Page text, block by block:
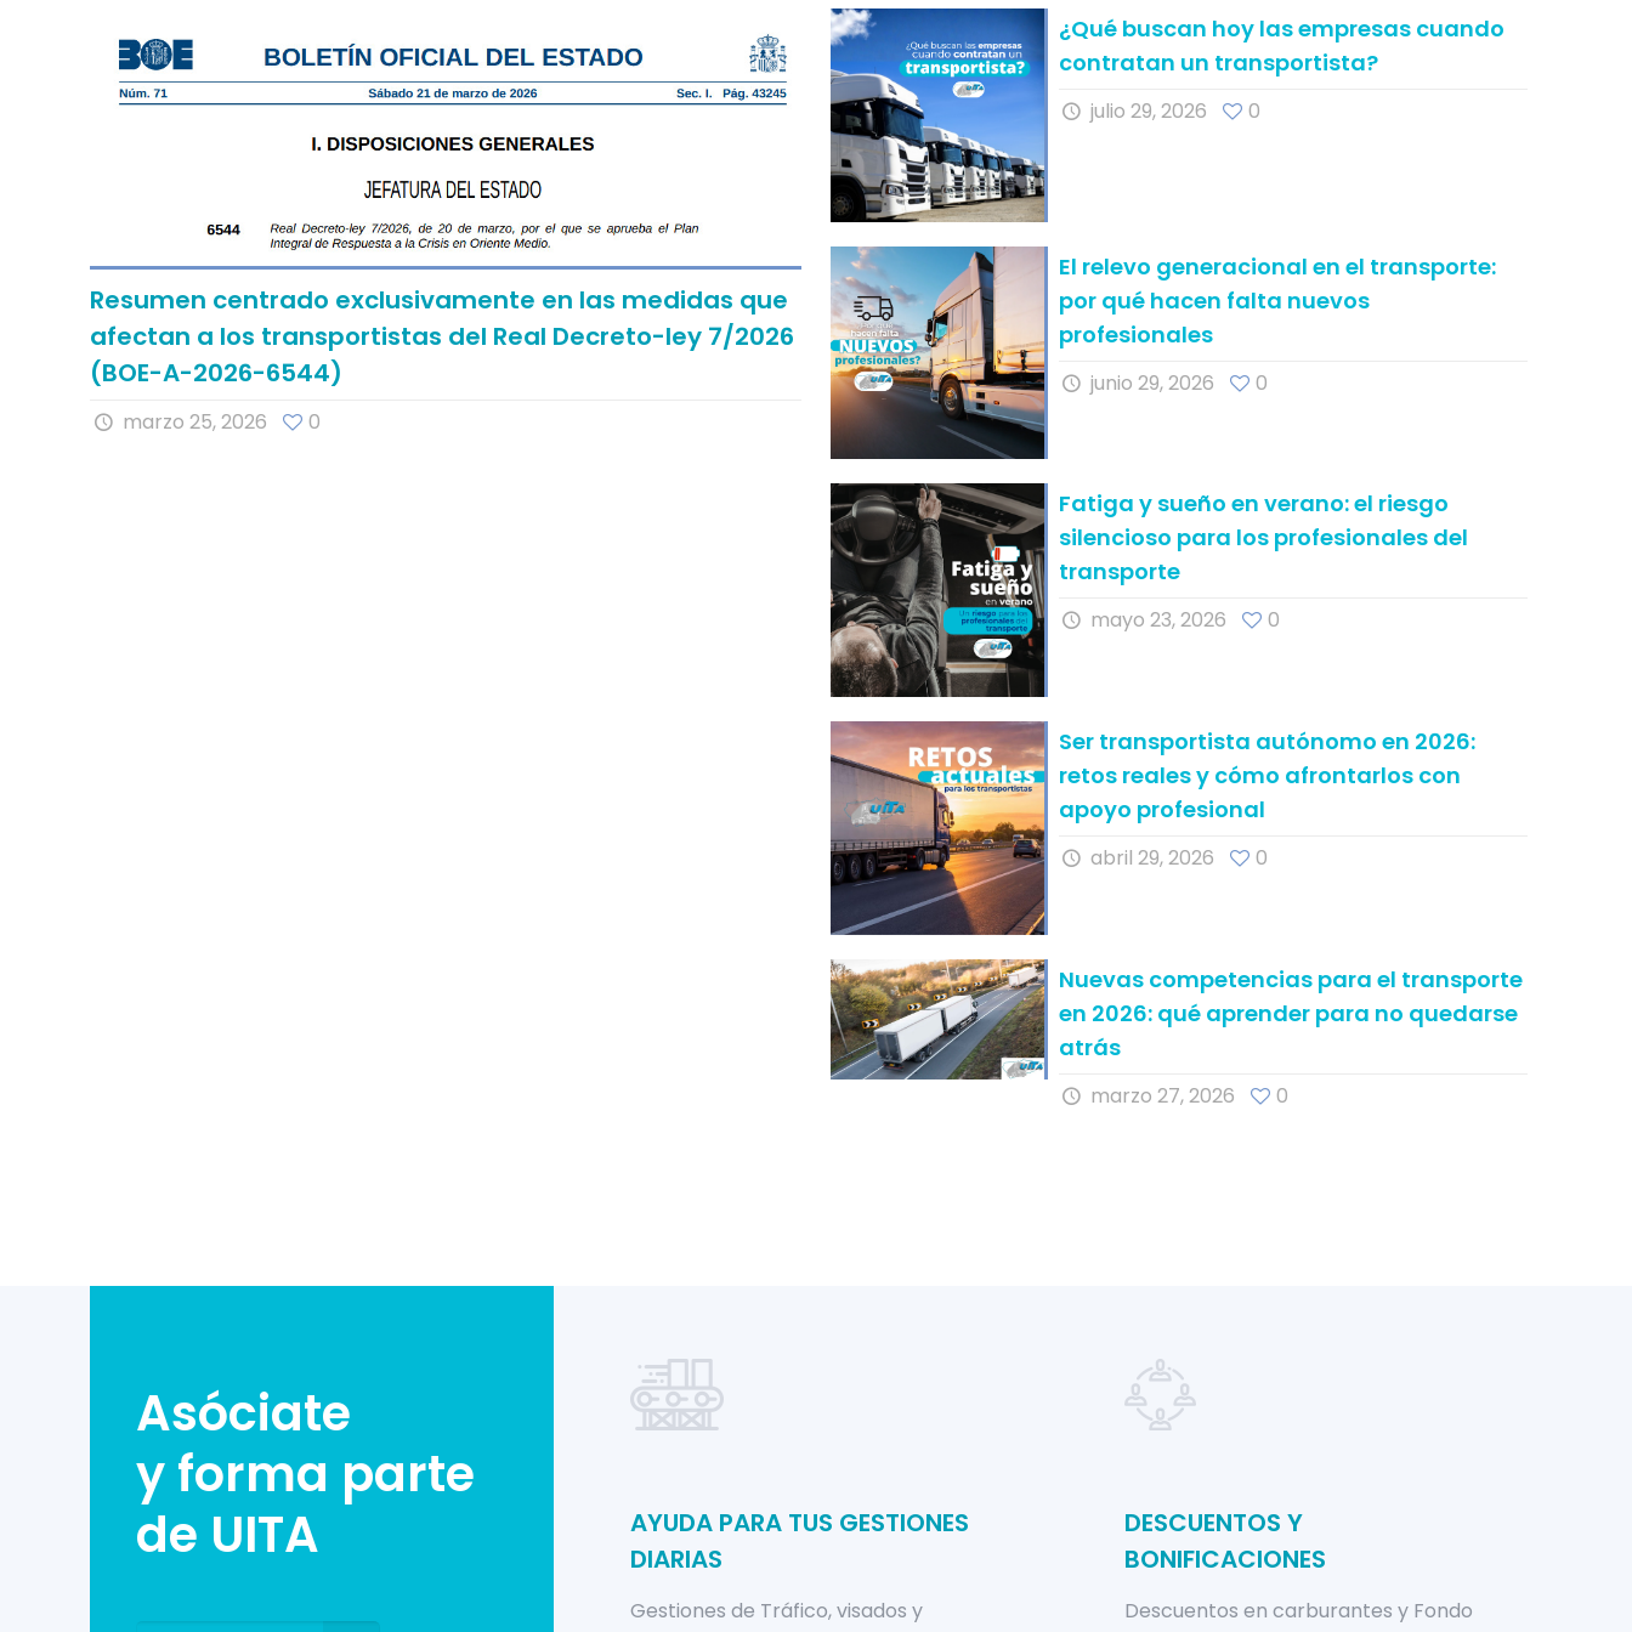
Resumen centrado exclusivamente en las medidas que
afectan a los transportistas del Real Decreto-ley 7/2026
(BOE-A-2026-6544)
marzo 25, 2026 0
¿Qué buscan hoy las empresas cuando
contratan un transportista?
julio 29, 2026 0
El relevo generacional en el transporte:
por qué hacen falta nuevos
profesionales
junio 29, 2026 0
Fatiga y sueño en verano: el riesgo
silencioso para los profesionales del
transporte
mayo 23, 2026 0
Ser transportista autónomo en 2026:
retos reales y cómo afrontarlos con
apoyo profesional
abril 29, 2026 0
Nuevas competencias para el transporte
en 2026: qué aprender para no quedarse
atrás
marzo 27, 2026 0
Asóciate
y forma parte
de UITA
AYUDA PARA TUS GESTIONES
DIARIAS
Gestiones de Tráfico, visados y
DESCUENTOS Y
BONIFICACIONES
Descuentos en carburantes y Fondo